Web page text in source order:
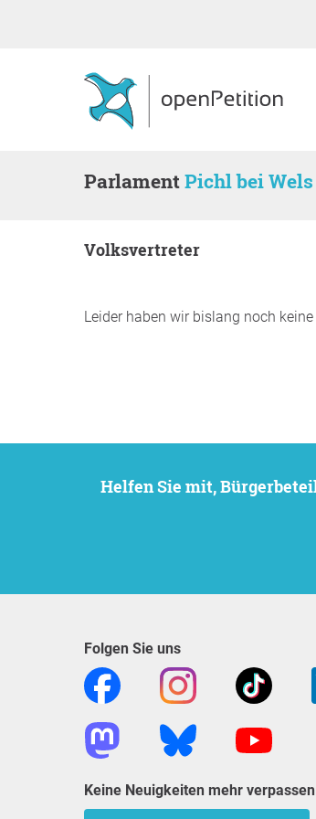
ParlamentPichl bei Wels
Volksvertreter
Leider haben wir bislang noch
Helfen Sie mit,
Folgen Sie uns
Keine Neuigkeiten mehr verpassen